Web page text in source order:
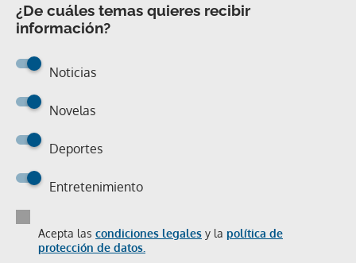
¿De cuáles temas quieres recibir
información?
Noticias
Novelas
Deportes
Entretenimiento
Acepta las condiciones legales y la política de
protección de datos.